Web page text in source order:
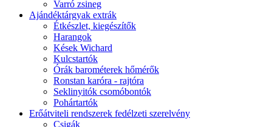
Varró zsineg
Ajándéktárgyak extrák
Étkészlet, kiegészítők
Harangok
Kések Wichard
Kulcstartók
Órák barométerek hőmérők
Ronstan karóra - rajtóra
Seklinyitók csomóbontók
Pohártartók
Erőátviteli rendszerek fedélzeti szerelvény
Csigák